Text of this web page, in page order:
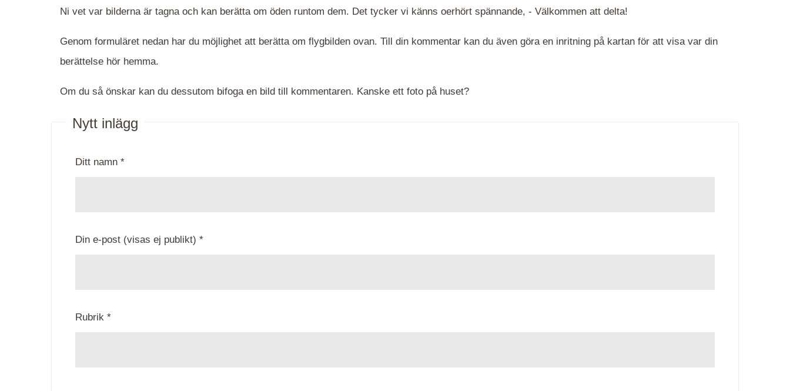
Ni vet var bilderna är tagna och kan berätta om öden runtom dem. Det tycker vi känns oerhört spännande, - Välkommen att delta!
Genom formuläret nedan har du möjlighet att berätta om flygbilden ovan. Till din kommentar kan du även göra en inritning på kartan för att visa var din
berättelse hör hemma.
Om du så önskar kan du dessutom bifoga en bild till kommentaren. Kanske ett foto på huset?
Nytt inlägg
Ditt namn *
Din e-post (visas ej publikt) *
Rubrik *